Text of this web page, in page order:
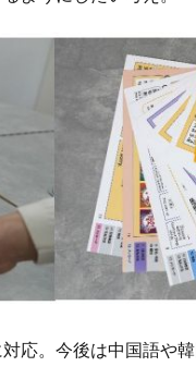
応。今後は中国語や